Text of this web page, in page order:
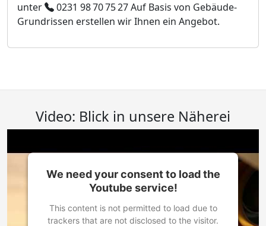
unter
0231 98 70 75 27Auf Basis von Gebäude-
Grundrissen erstellen wir Ihnen ein Angebot.
Video: Blick in unsere Näherei
We need your consent to load the
Youtube service!
This content is not permitted to load due to
trackers that are not disclosed to the visitor.